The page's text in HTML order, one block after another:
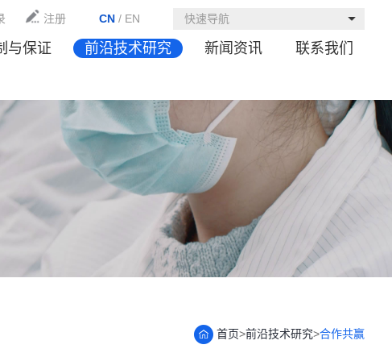
注册 CN / EN 快速导航
与保证 前沿技术研究 新闻资讯 联系我们
首页>前沿技术研究>合作共赢